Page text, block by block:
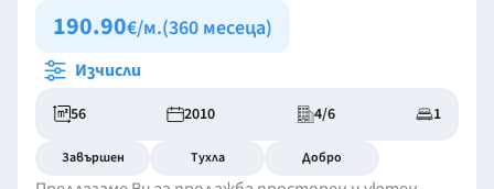
190.90€/м.(360 месеца)
Изчисли
56 2010 4/6 1
Завършен Тухла Добро